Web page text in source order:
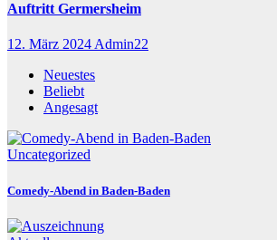
Auftritt Germersheim
12. März 2024 Admin22
Neuestes
Beliebt
Angesagt
Uncategorized
Comedy-Abend in Baden-Baden